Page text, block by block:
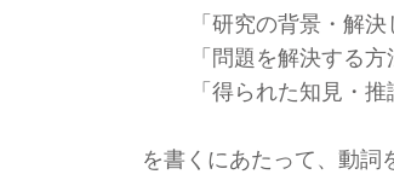
「研究の背景・解決
「問題を解決する
「得られた知見・推
を書くにあたって、動詞